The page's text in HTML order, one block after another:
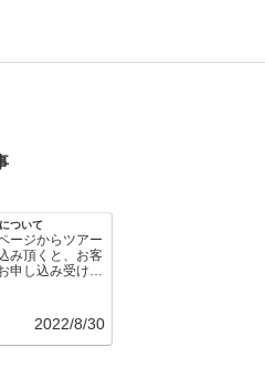
ついて
ージからツアー
み頂くと、お客
申し込み受け付
2022/8/30